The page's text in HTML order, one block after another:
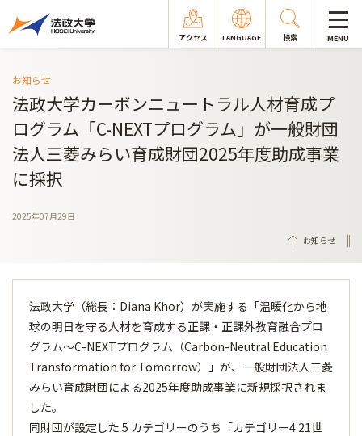
アクセス LANGUAGE 検索 MENU
お知らせ
法政大学カーボンニュートラル人材育成プ
ログラム「C-NEXTプログラム」が一般財団
法人三菱みらい育成財団2025年度助成事業
に採択
2025年07月29日
お知らせ
法政大学（総長：Diana Khor）が実施する「温暖化から地
球の明日を守る人材を育成する正課・正課外教育融合プロ
グラム～C-NEXTプログラム（Carbon-Neutral Education
Transformation for Tomorrow）」が、一般財団法人三菱
みらい育成財団による2025年度助成事業に新規採択されま
した。
同財団が設定した 5 カテゴリーのうち「カテゴリー4 21世